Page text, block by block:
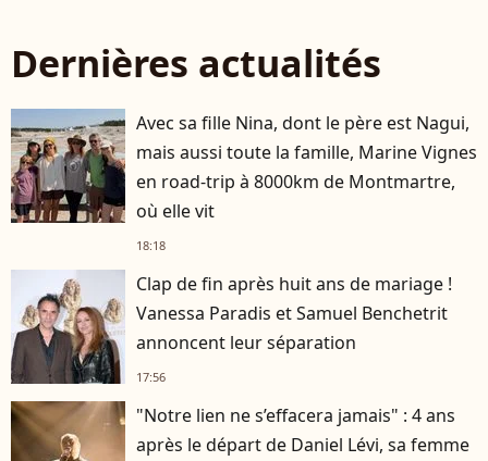
Dernières actualités
Avec sa fille Nina, dont le père est Nagui,
mais aussi toute la famille, Marine Vignes
en road-trip à 8000km de Montmartre,
où elle vit
18:18
Clap de fin après huit ans de mariage !
Vanessa Paradis et Samuel Benchetrit
annoncent leur séparation
17:56
"Notre lien ne s’effacera jamais" : 4 ans
après le départ de Daniel Lévi, sa femme